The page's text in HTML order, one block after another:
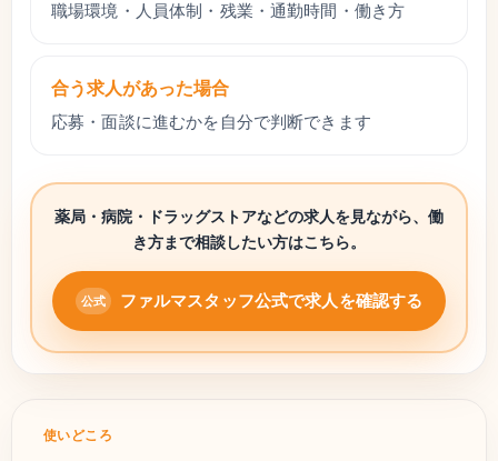
職場環境・人員体制・残業・通勤時間・働き方
合う求人があった場合
応募・面談に進むかを自分で判断できます
薬局・病院・ドラッグストアなどの求人を見ながら、働
き方まで相談したい方はこちら。
ファルマスタッフ公式で求人を確認する
使いどころ